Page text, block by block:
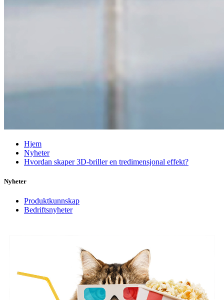
Hjem
Nyheter
Hvordan skaper 3D-briller en tredimensjonal effekt?
Nyheter
Produktkunnskap
Bedriftsnyheter